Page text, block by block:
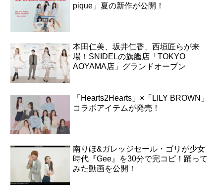
pique」夏の新作が公開！
本田仁美、坂井仁香、西垣匠らが来
場！SNIDELの旗艦店「TOKYO
AOYAMA店」グランドオープン
「Hearts2Hearts」×「LILY BROWN」
コラボアイテムが発売！
南りほ&ガレッジセール・ゴリが少女
時代『Gee』を30分で完コピ！踊って
みた動画を公開！